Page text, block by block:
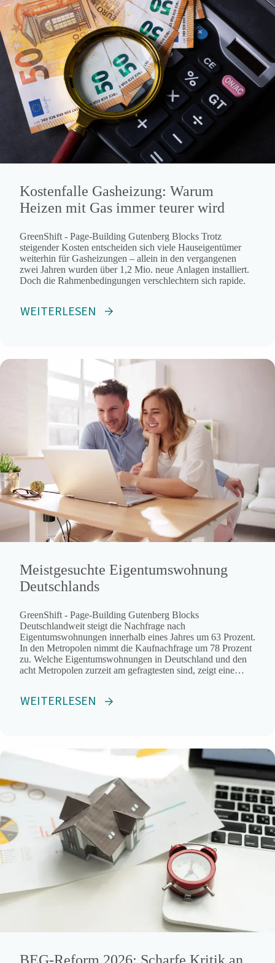
Kostenfalle Gasheizung: Warum
Heizen mit Gas immer teurer wird
GreenShift - Page-Building Gutenberg Blocks Trotz
steigender Kosten entscheiden sich viele Hauseigentümer
weiterhin für Gasheizungen – allein in den vergangenen
zwei Jahren wurden über 1,2 Mio. neue Anlagen installiert.
Doch die Rahmenbedingungen verschlechtern sich rapide.
WEITERLESEN
Meistgesuchte Eigentumswohnung
Deutschlands
GreenShift - Page-Building Gutenberg Blocks
Deutschlandweit steigt die Nachfrage nach
Eigentumswohnungen innerhalb eines Jahres um 63 Prozent.
In den Metropolen nimmt die Kaufnachfrage um 78 Prozent
zu. Welche Eigentumswohnungen in Deutschland und den
acht Metropolen zurzeit am gefragtesten sind, zeigt eine
WEITERLESEN